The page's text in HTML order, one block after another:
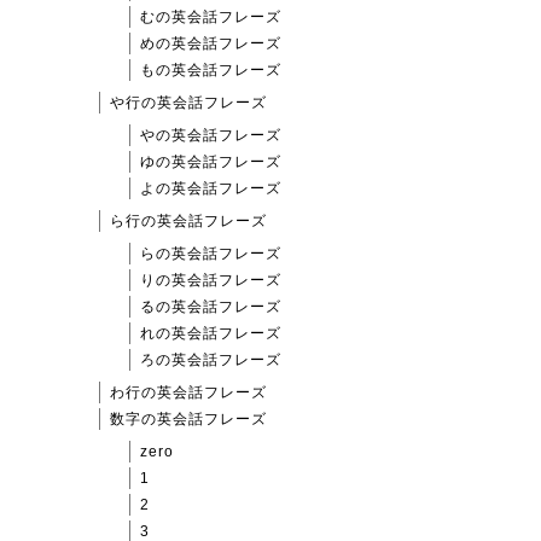
むの英会話フレーズ
めの英会話フレーズ
もの英会話フレーズ
や行の英会話フレーズ
やの英会話フレーズ
ゆの英会話フレーズ
よの英会話フレーズ
ら行の英会話フレーズ
らの英会話フレーズ
りの英会話フレーズ
るの英会話フレーズ
れの英会話フレーズ
ろの英会話フレーズ
わ行の英会話フレーズ
数字の英会話フレーズ
zero
1
2
3